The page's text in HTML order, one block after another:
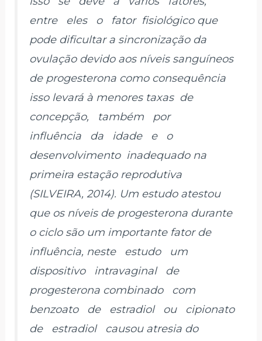
entre eles o fator fisiológico que
pode dificultar a sincronização da
ovulação devido aos níveis sanguíneos
de progesterona como consequência
isso levará à menores taxas de
concepção, também por
influência da idade e o
desenvolvimento inadequado na
primeira estação reprodutiva
(SILVEIRA, 2014). Um estudo atestou
que os níveis de progesterona durante
o ciclo são um importante fator de
influência, neste estudo um
dispositivo intravaginal de
progesterona combinado com
benzoato de estradiol ou cipionato
de estradiol causou atresia do